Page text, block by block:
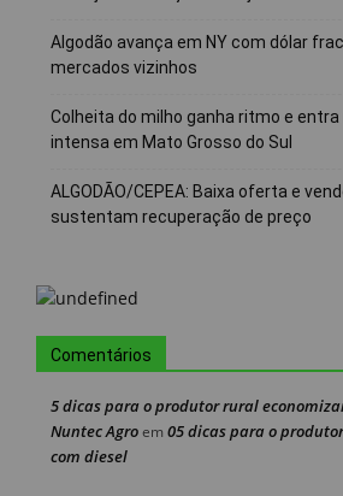
Algodão avança em NY com dólar
mercados vizinhos
Colheita do milho ganha ritmo e
intensa em Mato Grosso do Sul
ALGODÃO/CEPEA: Baixa oferta e
sustentam recuperação de preço
Comentários
5 dicas para o produtor rural
Nuntec Agroem 05 dicas para o
com diesel